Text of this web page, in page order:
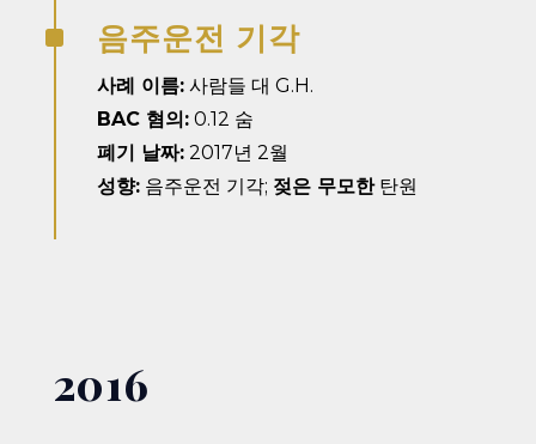
^ 음주운전 기각
사례 이름:사람들 대 G.H.
BAC 혐의:0.12 숨
폐기 날짜:2017년 2월
성향:음주운전 기각; 젖은 무모한탄원
2016